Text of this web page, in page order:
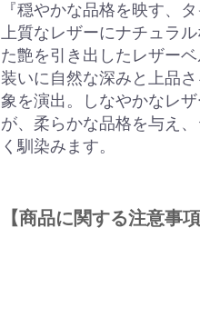
『穏やかな品格を映す、
上質なレザーにナチュラ
た艶を引き出したレザー
装いに自然な深みと上品
象を演出。しなやかなレ
が、柔らかな品格を与え
く馴染みます。
【商品に関する注意事項